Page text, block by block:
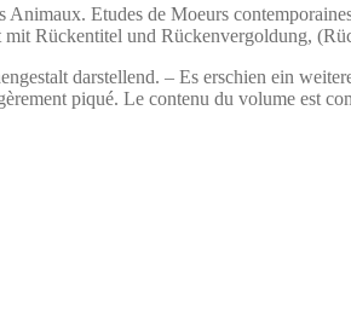
Animaux. Etudes de Moeurs
Rückentitel und Rückenvergoldung,
darstellend. – Es erschien ein
piqué. Le contenu du volume est